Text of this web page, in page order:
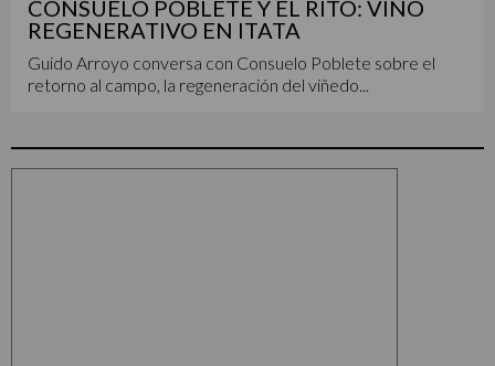
CONSUELO POBLETE Y EL RITO: VINO
REGENERATIVO EN ITATA
Guido Arroyo conversa con Consuelo Poblete sobre el
retorno al campo, la regeneración del viñedo...